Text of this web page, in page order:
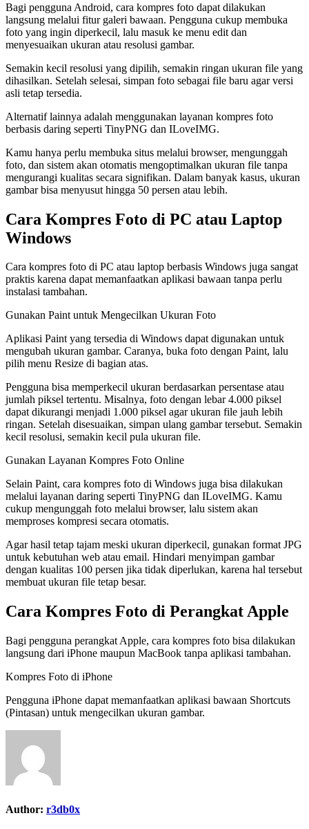
Bagi pengguna Android, cara kompres foto dapat dilakukan
langsung melalui fitur galeri bawaan. Pengguna cukup membuka
foto yang ingin diperkecil, lalu masuk ke menu edit dan
menyesuaikan ukuran atau resolusi gambar.
Semakin kecil resolusi yang dipilih, semakin ringan ukuran file yang
dihasilkan. Setelah selesai, simpan foto sebagai file baru agar versi
asli tetap tersedia.
Alternatif lainnya adalah menggunakan layanan kompres foto
berbasis daring seperti TinyPNG dan ILoveIMG.
Kamu hanya perlu membuka situs melalui browser, mengunggah
foto, dan sistem akan otomatis mengoptimalkan ukuran file tanpa
mengurangi kualitas secara signifikan. Dalam banyak kasus, ukuran
gambar bisa menyusut hingga 50 persen atau lebih.
Cara Kompres Foto di PC atau Laptop
Windows
Cara kompres foto di PC atau laptop berbasis Windows juga sangat
praktis karena dapat memanfaatkan aplikasi bawaan tanpa perlu
instalasi tambahan.
Gunakan Paint untuk Mengecilkan Ukuran Foto
Aplikasi Paint yang tersedia di Windows dapat digunakan untuk
mengubah ukuran gambar. Caranya, buka foto dengan Paint, lalu
pilih menu Resize di bagian atas.
Pengguna bisa memperkecil ukuran berdasarkan persentase atau
jumlah piksel tertentu. Misalnya, foto dengan lebar 4.000 piksel
dapat dikurangi menjadi 1.000 piksel agar ukuran file jauh lebih
ringan. Setelah disesuaikan, simpan ulang gambar tersebut. Semakin
kecil resolusi, semakin kecil pula ukuran file.
Gunakan Layanan Kompres Foto Online
Selain Paint, cara kompres foto di Windows juga bisa dilakukan
melalui layanan daring seperti TinyPNG dan ILoveIMG. Kamu
cukup mengunggah foto melalui browser, lalu sistem akan
memproses kompresi secara otomatis.
Agar hasil tetap tajam meski ukuran diperkecil, gunakan format JPG
untuk kebutuhan web atau email. Hindari menyimpan gambar
dengan kualitas 100 persen jika tidak diperlukan, karena hal tersebut
membuat ukuran file tetap besar.
Cara Kompres Foto di Perangkat Apple
Bagi pengguna perangkat Apple, cara kompres foto bisa dilakukan
langsung dari iPhone maupun MacBook tanpa aplikasi tambahan.
Kompres Foto di iPhone
Pengguna iPhone dapat memanfaatkan aplikasi bawaan Shortcuts
(Pintasan) untuk mengecilkan ukuran gambar.
Author: r3db0x